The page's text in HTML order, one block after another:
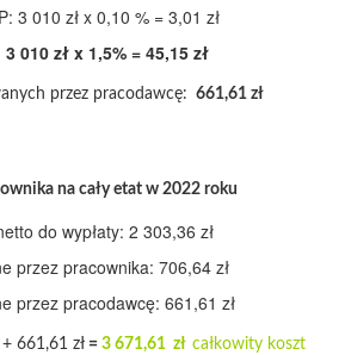
3 010 zł x 0,10 % = 3,01 zł
010 zł x 1,5% = 45,15 zł
przez pracodawcę: 661,61 zł
na cały etat w 2022 roku
do wypłaty: 2 303,36 zł
przez pracownika: 706,64 zł
przez pracodawcę: 661,61 zł
661,61 zł = 3 671,61 zł całkowity koszt